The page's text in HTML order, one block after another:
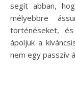
segít abban,
mélyebbre
történéseket,
ápoljuk a
nem egy passzív